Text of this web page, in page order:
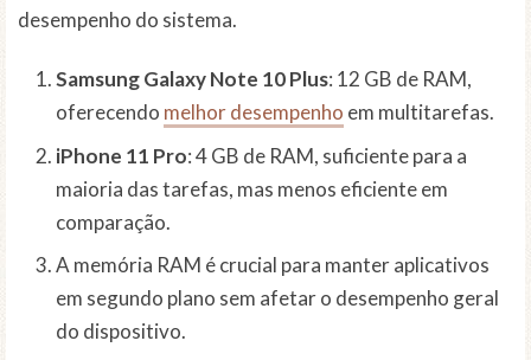
desempenho do sistema.
Samsung Galaxy Note 10 Plus: 12 GB de RAM,
oferecendo melhor desempenho em multitarefas.
iPhone 11 Pro: 4 GB de RAM, suficiente para a
maioria das tarefas, mas menos eficiente em
comparação.
A memória RAM é crucial para manter aplicativos
em segundo plano sem afetar o desempenho geral
do dispositivo.